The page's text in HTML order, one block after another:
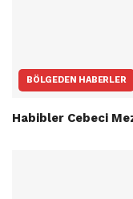
BÖLGEDEN HABERLER
Habibler Cebeci